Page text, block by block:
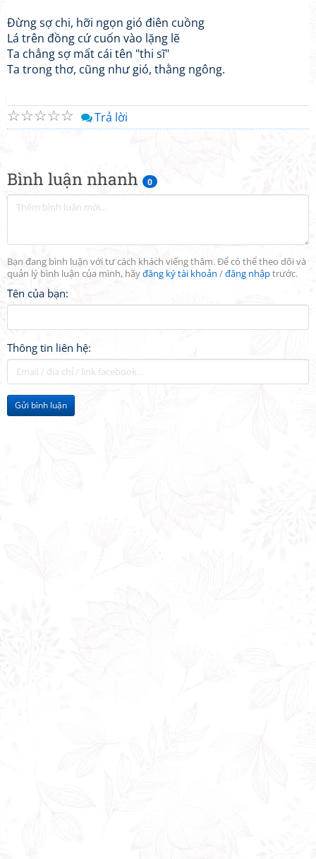
Bình luận nhanh 0
Bạn đang bình luận với tư cách khách viếng thăm. Để có thể theo dõi và
quản lý bình luận của mình, hãyđăng ký tài khoản /đăng nhậptrước.
Tên của bạn:
Thông tin liên hệ:
Gửi bình luận
Đừng sợ chi, hỡi ngọn gió điên cuồng
Lá trên đồng cứ cuốn vào lặng lẽ
Ta chẳng sợ mất cái tên "thi sĩ"
Ta trong thơ, cũng như gió, thằng ngông.
☆
☆
☆
☆
☆ Trả lời